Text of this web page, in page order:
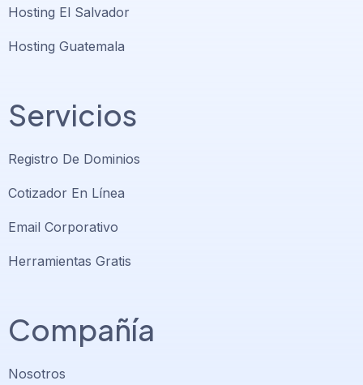
Hosting El Salvador
Hosting Guatemala
Servicios
Registro De Dominios
Cotizador En Línea
Email Corporativo
Herramientas Gratis
Compañía
Nosotros